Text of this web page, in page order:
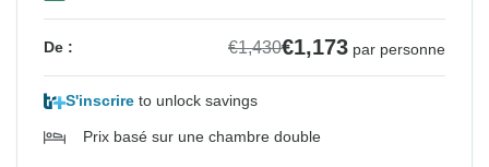
De : €1,430€1,173 par personne
S'inscrire to unlock savings
Prix basé sur une chambre double